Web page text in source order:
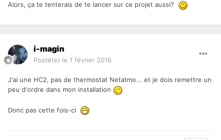
Alors, ça te tenterais de te lancer sur ce projet aussi?
i-magin
Posté(e) le 1 février 2016
J'ai une HC2, pas de thermostat Netatmo... et je dois remettre un
peu d'ordre dans mon installation
Donc pas cette fois-ci